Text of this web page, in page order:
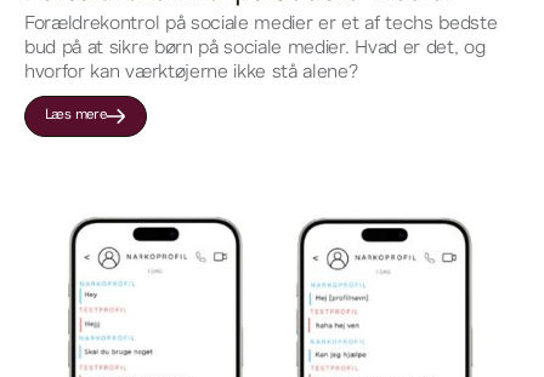
Forældrekontrol på sociale medier er et af techs bedste
bud på at sikre børn på sociale medier. Hvad er det, og
hvorfor kan værktøjerne ikke stå alene?
Læs mere